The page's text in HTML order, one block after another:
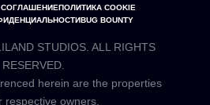
ПОЛИТИКА COOKIE
BUG BOUNTY
STUDIOS. ALL RIGHTS
RESERVED.
herein are the properties